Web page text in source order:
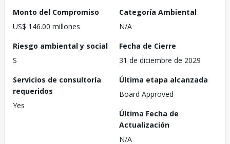
Monto del Compromiso
US$ 146.00 millones
Categoría Ambiental
N/A
Riesgo ambiental y social
S
Fecha de Cierre
31 de diciembre de 2029
Servicios de consultoría
requeridos
Yes
Última etapa alcanzada
Board Approved
Última Fecha de
Actualización
N/A